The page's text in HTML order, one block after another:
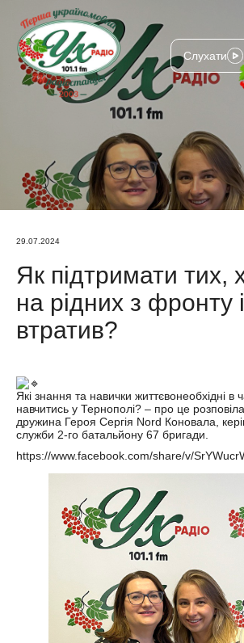
Слухати
29.07.2024
Як підтримати тих,
на рідних з фронту
втратив?
Які знання та навички життєвонеобхідні в
навчитись у Тернополі? – про це
дружина Героя Сергія Nord Коновала,
служби 2-го батальйону 67 бригади.
https://www.facebook.com/share/v/